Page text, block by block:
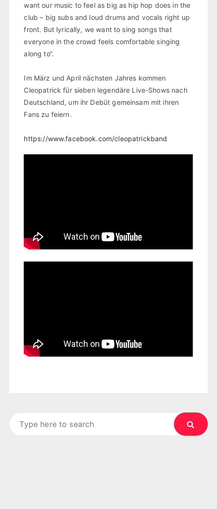
want our music to feel as big as hip hop does in the
club – big subs and loud drums and vocals right up
front. But lyrically, we want to sing songs that
everyone in the crowd feels comfortable singing
along to“.
Im März und April nächsten Jahres kommen
Cleopatrick für sieben legendäre Live-Shows nach
Deutschland, um ihr Debüt gemeinsam mit ihren
Fans zu feiern.
https://www.facebook.com/cleopatrickband